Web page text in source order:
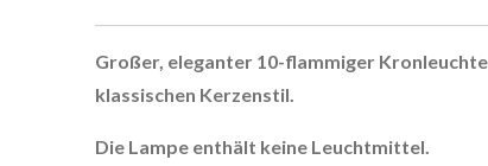
Großer, eleganter 10-flammiger
klassischen Kerzenstil.
Die Lampe enthält keine Leuchtmittel.